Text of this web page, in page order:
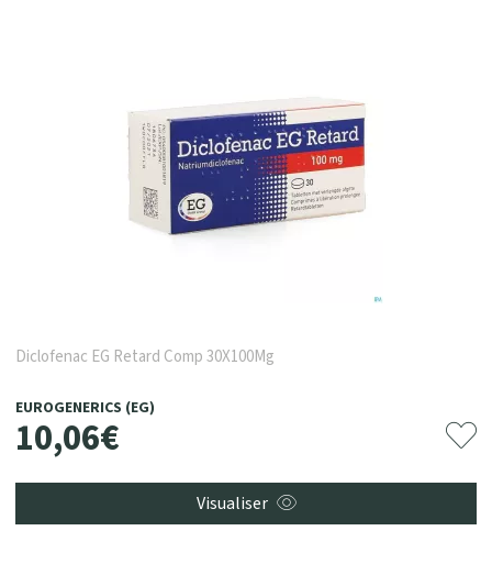
Diclofenac EG Retard Comp 30X100Mg
EUROGENERICS (EG)
10,06€
Visualiser